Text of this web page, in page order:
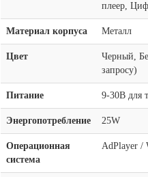
плеер,
Материал корпуса Металл
Цвет
Черный,
запросу)
Питание 9-30В для
Энергопотребление 25W
Операционная
система
AdPlayer /